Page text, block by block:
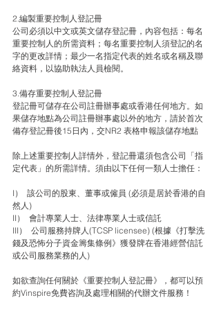
2.編製重要控制人登記冊
公司必須以中文或英文儲存登記冊，內容包括：每名
重要控制人的所需資料；每名重要控制人須登記的名
字的更改詳情；最少一名指定代表的姓名或名稱及聯
絡資料，以協助執法人員檢閱。
3.備存重要控制人登記冊
登記冊可儲存在公司註冊辦事處或香港任何地方。如
果儲存地點為公司註冊辦事處以外的地方，請於首次
備存登記冊後15日內，交NR2 表格申報該儲存地點
除上述重要控制人詳情外，登記冊還須包含公司「指
定代表」的所需詳情。須由以下任何一類人士擔任：
I）  該公司的股東、董事或僱員 (必須是居於香港的自
然人)
II）  會計專業人士、法律專業人士或信託
III）  公司服務持牌人(TCSP licensee) (根據《打擊洗
錢及恐怖分子資金籌集條例》獲發牌在香港經營信託
或公司服務業務的人)
如欲查詢任何關於《重要控制人登記冊》，都可以預
約Vinspire免費咨詢及處理相關的代辦文件服務！